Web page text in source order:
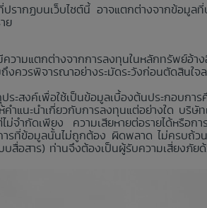
รากฏบนเว็บไซต์นี้ อาจแตกต่างจากข้อมู
ย
ามแตกต่างจากการลงทุนในหลักทรัพย์อ้
ควรพิจารณาอย่างระมัดระวังก่อนตัดสินใจ
สงค์เพื่อใช้เป็นข้อมูลเบื้องต้นประกอบกา
คำแนะนำเกี่ยวกับการลงทุนแต่อย่างใด บ
จำกัดเพียง ความเสียหายต่อรายได้หรือก
ารที่ข้อมูลนั้นไม่ถูกต้อง ผิดพลาด ไม่ครบ
สื่อสาร) ท่านจึงต้องเป็นผู้รับความเสี่ยงภัย